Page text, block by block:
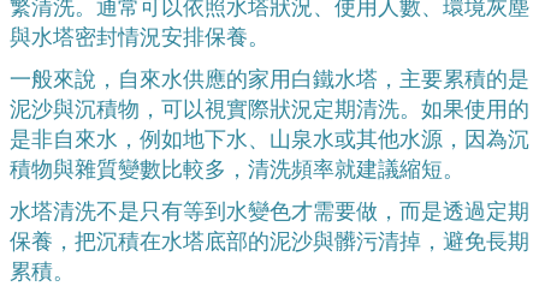
繁清洗。通常可以依照水塔狀況、使用人數、環境灰塵
與水塔密封情況安排保養。
一般來說，自來水供應的家用白鐵水塔，主要累積的是
泥沙與沉積物，可以視實際狀況定期清洗。如果使用的
是非自來水，例如地下水、山泉水或其他水源，因為沉
積物與雜質變數比較多，清洗頻率就建議縮短。
水塔清洗不是只有等到水變色才需要做，而是透過定期
保養，把沉積在水塔底部的泥沙與髒污清掉，避免長期
累積。